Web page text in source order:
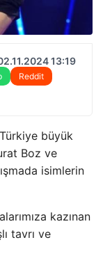
13:19
Reddit
büyük
Boz ve
isimlerin
kazınan
tavrı ve